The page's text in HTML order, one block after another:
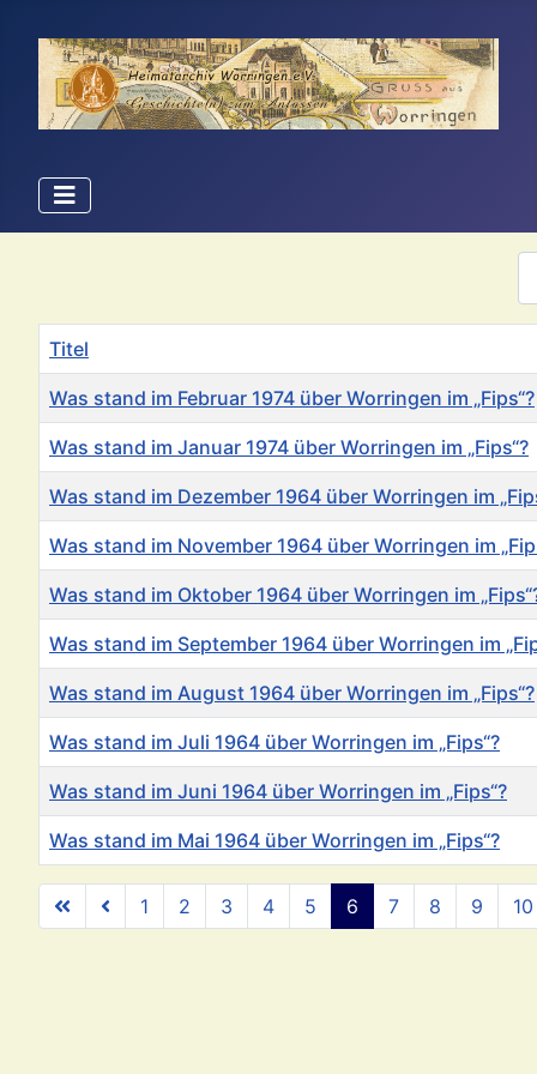
Titel
Was stand im Februar 1974 über Worringen im „Fips“?
Was stand im Januar 1974 über Worringen im „Fips“?
Was stand im Dezember 1964 über Worringen im
Was stand im November 1964 über Worringen im
Was stand im Oktober 1964 über Worringen im
Was stand im September 1964 über Worringen im
Was stand im August 1964 über Worringen im „Fips“?
Was stand im Juli 1964 über Worringen im „Fips“?
Was stand im Juni 1964 über Worringen im „Fips“?
Was stand im Mai 1964 über Worringen im „Fips“?
1 2 3 4 5 6 7 8 9 10